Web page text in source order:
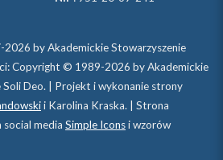
by Akademickie Stowarzyszenie
Copyright © 1989-2026 by Akademickie
Deo. | Projekt i wykonanie strony
i Karolina Kraska. | Strona
media Simple Iconsi wzorów